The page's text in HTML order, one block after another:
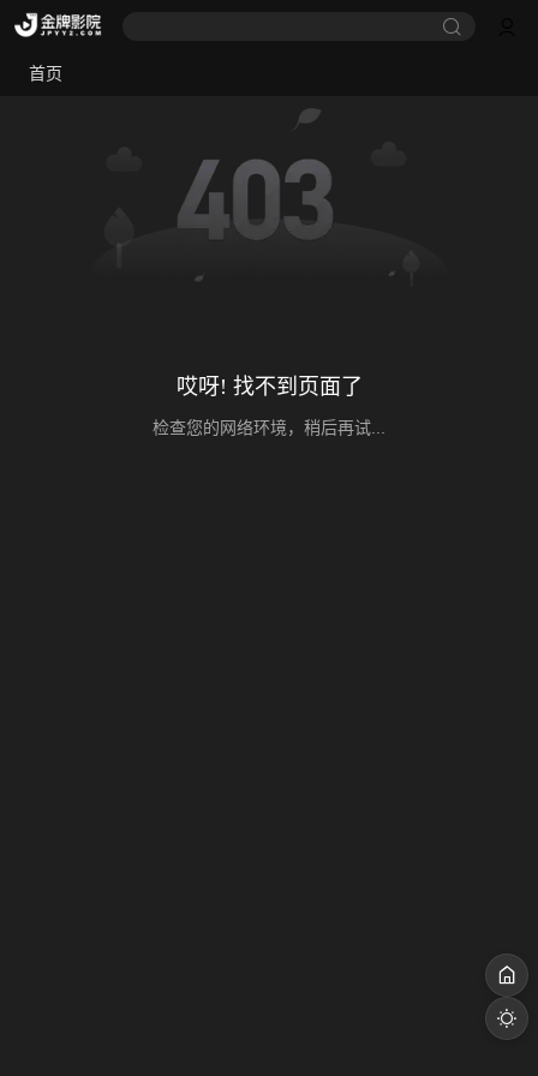
首页
哎呀! 找不到页面了
检查您的网络环境，稍后再试...